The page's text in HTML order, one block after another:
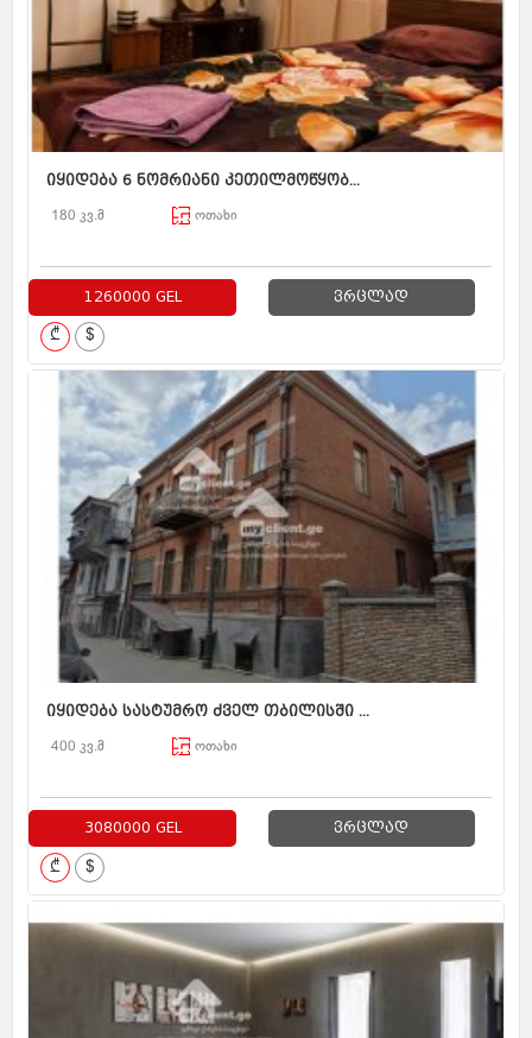
იყიდება 6 ნომრიანი კეთილმოწყობ...
180 კვ.მ ოთახი
1260000 GEL ვრცლად
₾ $
იყიდება სასტუმრო ძველ თბილისში ...
400 კვ.მ ოთახი
3080000 GEL ვრცლად
₾ $